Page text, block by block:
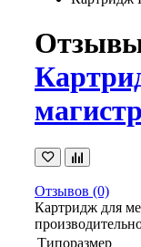
Отзывы
Отзывов (0)
Картридж для
Типоразмер